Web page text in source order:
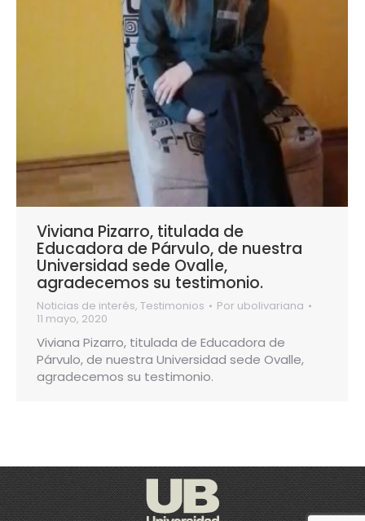
Viviana Pizarro, titulada de
Educadora de Párvulo, de nuestra
Universidad sede Ovalle,
agradecemos su testimonio.
Noticias de interés, Testimonios Por ubolivariana
11 mayo, 2020
Viviana Pizarro, titulada de Educadora de
Párvulo, de nuestra Universidad sede Ovalle,
agradecemos su testimonio.